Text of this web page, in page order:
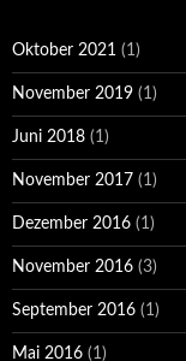
Oktober 2021 (1)
November 2019 (1)
Juni 2018 (1)
November 2017 (1)
Dezember 2016 (1)
November 2016 (3)
September 2016 (1)
Mai 2016 (1)